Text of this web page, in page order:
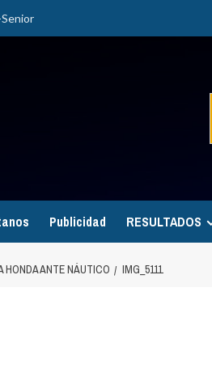
Publicidad RESULTADOS
HONDA ANTE NÁUTICO IMG_5111